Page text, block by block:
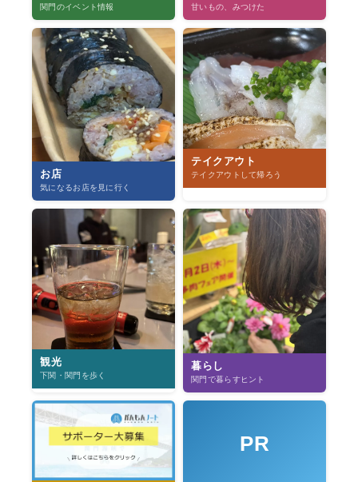
関門のイベント情報 甘いもの、みつけた
お店
気になるお店を見に行く
テイクアウト
テイクアウトして帰ろう
観光
下関・関門を歩く
暮らし
関門で暮らすヒント
PR